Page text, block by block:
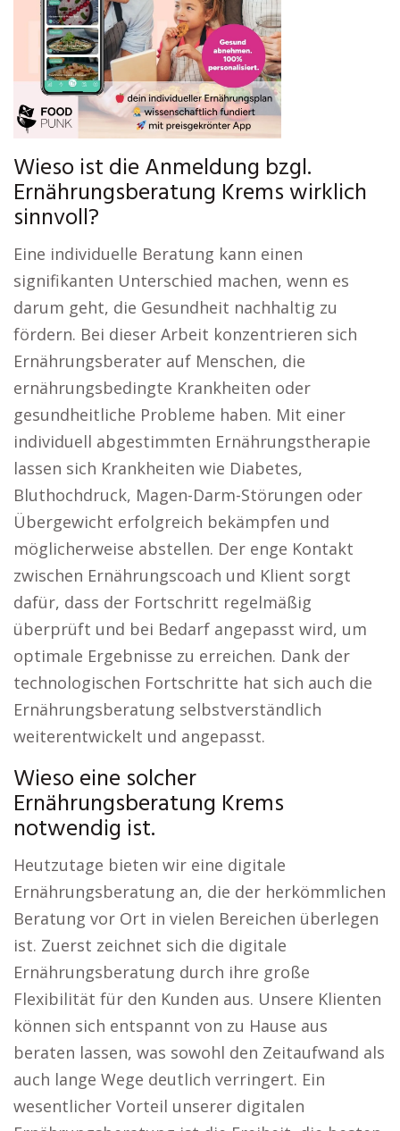
Wieso ist die Anmeldung bzgl.
Ernährungsberatung Krems wirklich
sinnvoll?
Eine individuelle Beratung kann einen
signifikanten Unterschied machen, wenn es
darum geht, die Gesundheit nachhaltig zu
fördern. Bei dieser Arbeit konzentrieren sich
Ernährungsberater auf Menschen, die
ernährungsbedingte Krankheiten oder
gesundheitliche Probleme haben. Mit einer
individuell abgestimmten Ernährungstherapie
lassen sich Krankheiten wie Diabetes,
Bluthochdruck, Magen-Darm-Störungen oder
Übergewicht erfolgreich bekämpfen und
möglicherweise abstellen. Der enge Kontakt
zwischen Ernährungscoach und Klient sorgt
dafür, dass der Fortschritt regelmäßig
überprüft und bei Bedarf angepasst wird, um
optimale Ergebnisse zu erreichen. Dank der
technologischen Fortschritte hat sich auch die
Ernährungsberatung selbstverständlich
weiterentwickelt und angepasst.
Wieso eine solcher
Ernährungsberatung Krems
notwendig ist.
Heutzutage bieten wir eine digitale
Ernährungsberatung an, die der herkömmlichen
Beratung vor Ort in vielen Bereichen überlegen
ist. Zuerst zeichnet sich die digitale
Ernährungsberatung durch ihre große
Flexibilität für den Kunden aus. Unsere Klienten
können sich entspannt von zu Hause aus
beraten lassen, was sowohl den Zeitaufwand als
auch lange Wege deutlich verringert. Ein
wesentlicher Vorteil unserer digitalen